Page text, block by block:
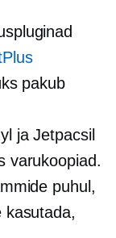
pakub
ja Jetpacsil
varukoopiad.
puhul,
kasutada,